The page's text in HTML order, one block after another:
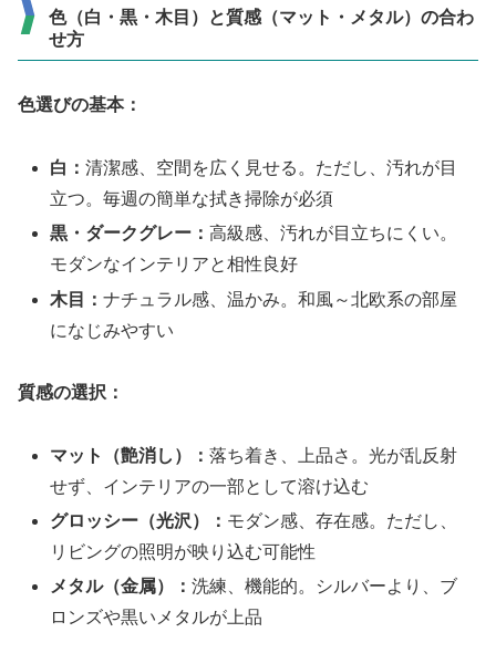
色（白・黒・木目）と質感（マット・メタル）の合わ
せ方
色選びの基本：
白：清潔感、空間を広く見せる。ただし、汚れが目
立つ。毎週の簡単な拭き掃除が必須
黒・ダークグレー：高級感、汚れが目立ちにくい。
モダンなインテリアと相性良好
木目：ナチュラル感、温かみ。和風～北欧系の部屋
になじみやすい
質感の選択：
マット（艶消し）：落ち着き、上品さ。光が乱反射
せず、インテリアの一部として溶け込む
グロッシー（光沢）： モダン感、存在感。ただし、
リビングの照明が映り込む可能性
メタル（金属）：洗練、機能的。シルバーより、ブ
ロンズや黒いメタルが上品